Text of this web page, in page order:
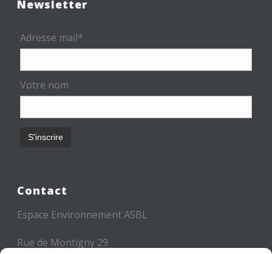
Newsletter
Adresse mail*
Votre nom
Contact
Espace Environnement ASBL
Rue de Montigny 29